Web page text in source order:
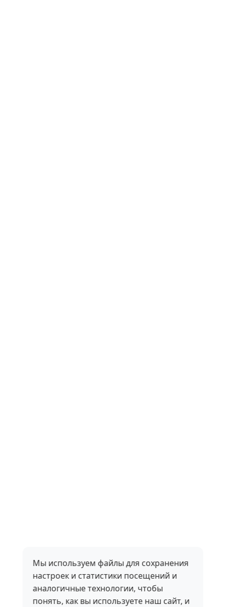
Мы используем файлы для сохранения
настроек и статистики посещений и
аналогичные технологии, чтобы
понять, как вы используете наш сайт, и